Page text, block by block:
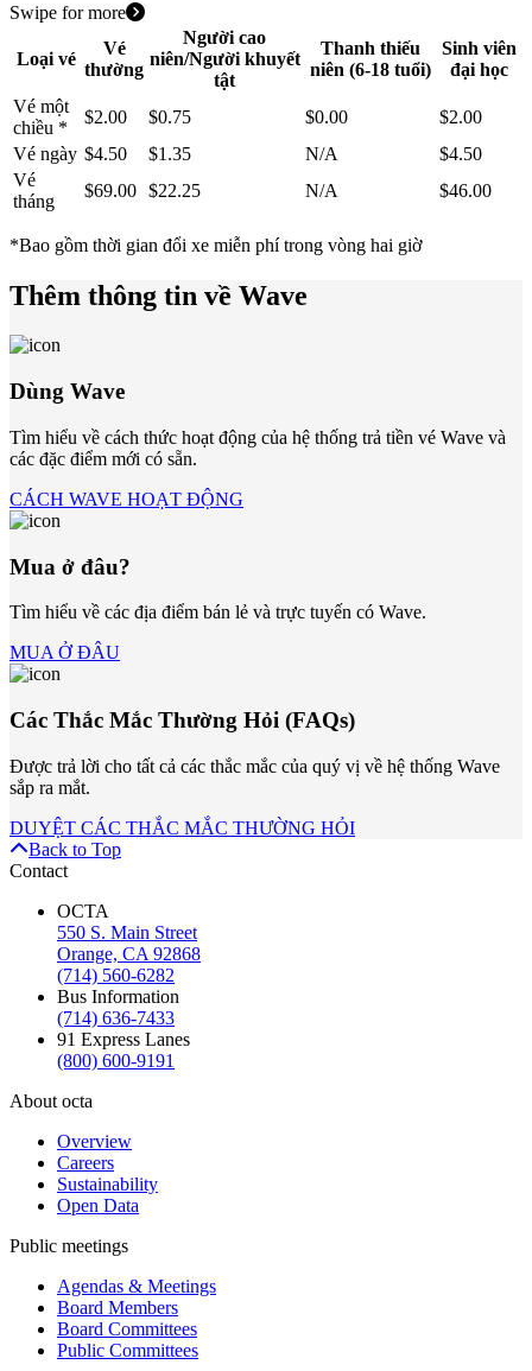
Swipe for more
Loại vé
Vé
thường
Người cao
niên/Người khuyết
tật
Thanh thiếu
niên (6-18 tuổi)
Sinh viên
đại học
Vé một
chiều *
$2.00 $0.75 $0.00
$2.00
Vé ngày $4.50 $1.35 N/A
$4.50
Vé
tháng
$69.00 $22.25 N/A $46.00
*Bao gồm thời gian đổi xe miễn phí trong vòng hai giờ
Thêm thông tin về Wave
Dùng Wave
Tìm hiểu về cách thức hoạt động của hệ thống trả tiền vé Wave và
các đặc điểm mới có sẵn.
CÁCH WAVE HOẠT ĐỘNG
Mua ở đâu?
Tìm hiểu về các địa điểm bán lẻ và trực tuyến có Wave.
MUA Ở ĐÂU
Các Thắc Mắc Thường Hỏi (FAQs)
Được trả lời cho tất cả các thắc mắc của quý vị về hệ thống Wave
sắp ra mắt.
DUYỆT CÁC THẮC MẮC THƯỜNG HỎI
Back to Top
Contact
OCTA
550 S. Main Street
Orange, CA 92868
(714) 560-6282
Bus Information
(714) 636-7433
91 Express Lanes
(800) 600-9191
About octa
Overview
Careers
Sustainability
Open Data
Public meetings
Agendas & Meetings
Board Members
Board Committees
Public Committees